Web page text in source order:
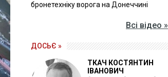
бронетехніку ворога на Донеччині
Всі відео »
ДОСЬЄ »
ТКАЧ КОСТЯНТИН
ІВАНОВИЧ